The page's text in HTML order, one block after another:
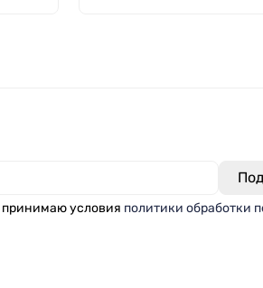
условия политики обработки